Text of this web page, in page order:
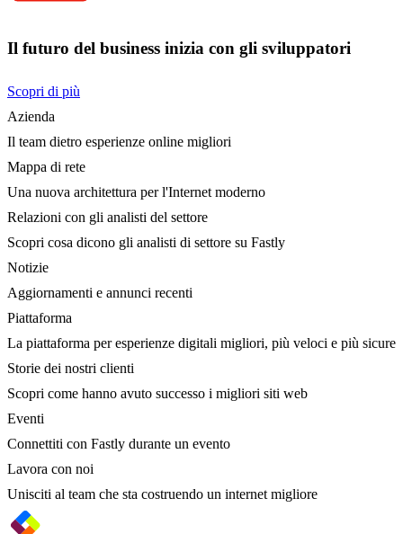
Il futuro del business inizia con gli sviluppatori
Scopri di più
Azienda
Il team dietro esperienze online migliori
Mappa di rete
Una nuova architettura per l'Internet moderno
Relazioni con gli analisti del settore
Scopri cosa dicono gli analisti di settore su Fastly
Notizie
Aggiornamenti e annunci recenti
Piattaforma
La piattaforma per esperienze digitali migliori, più veloci e più sicure
Storie dei nostri clienti
Scopri come hanno avuto successo i migliori siti web
Eventi
Connettiti con Fastly durante un evento
Lavora con noi
Unisciti al team che sta costruendo un internet migliore